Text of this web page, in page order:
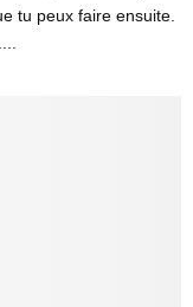
tu peux faire ensuite.